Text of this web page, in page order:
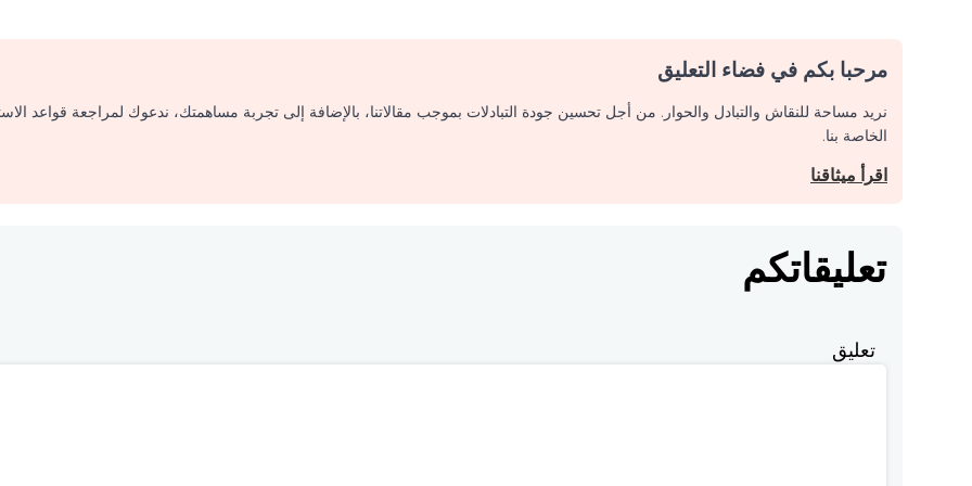
مرحبا بكم في فضاء التعليق
نريد مساحة للنقاش والتبادل والحوار. من أجل تحسين جودة التبادلات بموجب مقالاتنا، بالإضافة إلى تجربة مساهمتك، ندعوك لمراجعة قواعد
الخاصة بنا.
اقرأ ميثاقنا
تعليقاتكم
تعليق